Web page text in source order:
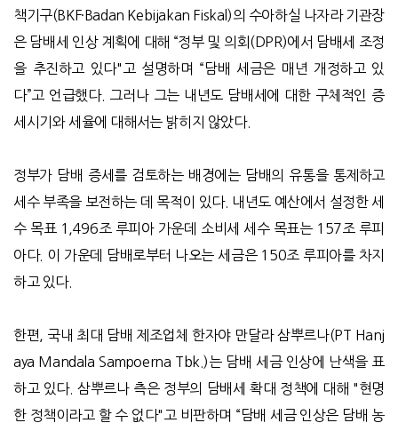
책기구(BKF·Badan Kebijakan Fiskal)의 수아하실 나자라 기관장
은 담배세 인상 계획에 대해 “정부 및 의회(DPR)에서 담배세 조정
을 추진하고 있다"고 설명하며 “담배 세금은 매년 개정하고 있
다”고 언급했다. 그러나 그는 내년도 담배세에 대한 구체적인 증​​
세시기와 세율에 대해서는 밝히지 않았다.
정부가 담배 증세를 검토하는 배경에는 담배의 유통을 통제하고
세수 부족을 보전하는 데 목적이 있다. 내년도 예산에서 설정한 세
수 목표 1,496조 루피아 가운데 소비세 세수 목표는 157조 루피
아다. 이 가운데 담배로부터 나오는 세금은 150조 루피아를 차지
하고 있다.
한편, 국내 최대 담배 제조업체 한자야 만달라 삼뿌르나(PT Hanj
aya Mandala Sampoerna Tbk.)는 담배 세금 인상에 난색을 표
하고 있다. 삼뿌르나 측은 정부의 담배세 확대 정책에 대해 "현명
한 정책이라고 할 수 없다"고 비판하며 “담배 세금 인상은 담배 농